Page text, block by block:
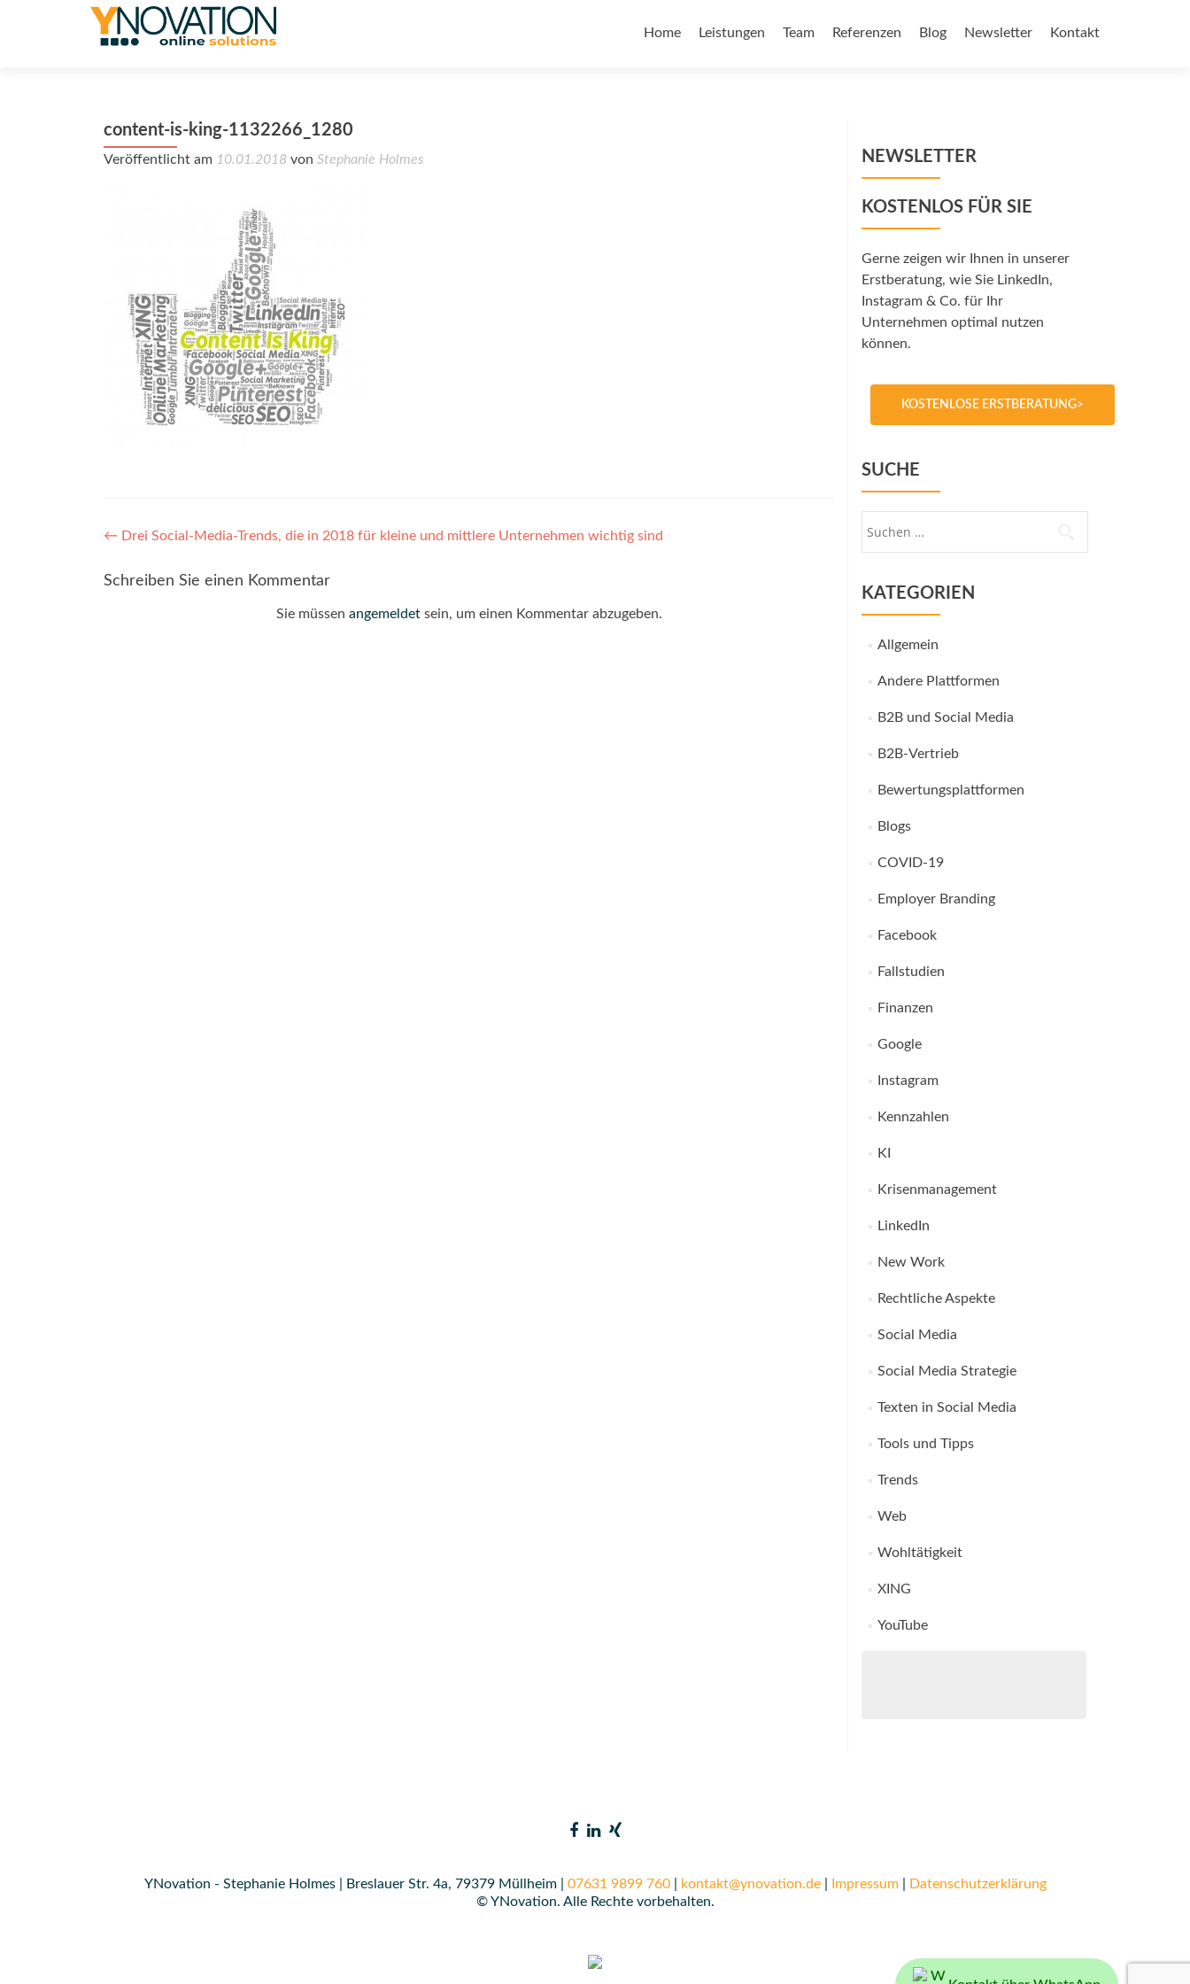
Home Leistungen Team Referenzen Blog Newsletter Kontakt
content-is-king-1132266_1280
Veröffentlicht am 10.01.2018 von Stephanie Holmes
Post
navigation
← Drei Social-Media-Trends, die in 2018 für kleine und mittlere Unternehmen wichtig sind
Schreiben Sie einen Kommentar
Sie müssen angemeldetsein, um einen Kommentar abzugeben.
NEWSLETTER
KOSTENLOS FÜR SIE
Gerne zeigen wir Ihnen in unserer
Erstberatung, wie Sie LinkedIn,
Instagram & Co. für Ihr
Unternehmen optimal nutzen
können.
KOSTENLOSE ERSTBERATUNG>
SUCHE
KATEGORIEN
Allgemein
Andere Plattformen
B2B und Social Media
B2B-Vertrieb
Bewertungsplattformen
Blogs
COVID-19
Employer Branding
Facebook
Fallstudien
Finanzen
Google
Instagram
Kennzahlen
KI
Krisenmanagement
LinkedIn
New Work
Rechtliche Aspekte
Social Media
Social Media Strategie
Texten in Social Media
Tools und Tipps
Trends
Web
Wohltätigkeit
XING
YouTube
YNovation - Stephanie Holmes | Breslauer Str. 4a, 79379 Müllheim | 07631 9899 760| kontakt@ynovation.de| Impressum|
Datenschutzerklärung
© YNovation. Alle Rechte vorbehalten.